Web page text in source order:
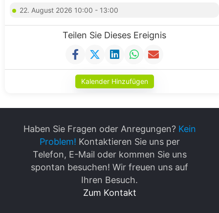
22. August 2026 10:00 - 13:00
Teilen Sie Dieses Ereignis
Kalender Hinzufügen
Haben Sie Fragen oder Anregungen? Kein
Problem! Kontaktieren Sie uns per
Telefon, E-Mail oder kommen Sie uns
spontan besuchen! Wir freuen uns auf
Ihren Besuch.
Zum Kontakt